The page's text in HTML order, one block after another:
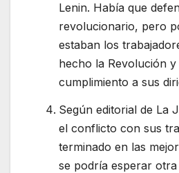
Lenin. Había que
revolucionario, pero
estaban los
hecho la Revolución y
cumplimiento a sus
Según editorial de La
el conflicto con sus
terminado en las
se podría esperar